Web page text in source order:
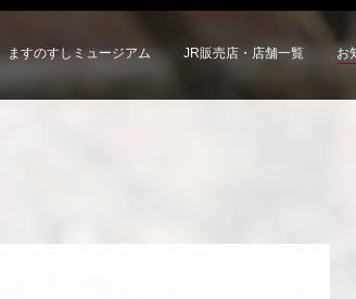
ますのすしミュージアム JR販売店・店舗一覧 お